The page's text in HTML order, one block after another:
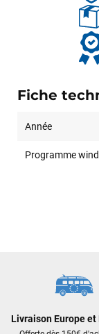
Fiche
Année
Programme
Livraison Europe et
J’ai commandé
commande
avec moi les
sur le matériel à
plus. Niveau